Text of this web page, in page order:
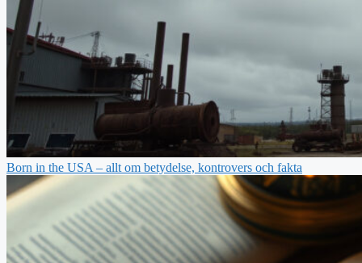
Born in the USA – allt om betydelse, kontrovers och fakta